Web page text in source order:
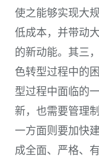
使之能够实现大
低成本，并带动
的新动能。其三
色转型过程中的
型过程中面临的
新，也需要管理
一方面则要加快
成全面、严格、